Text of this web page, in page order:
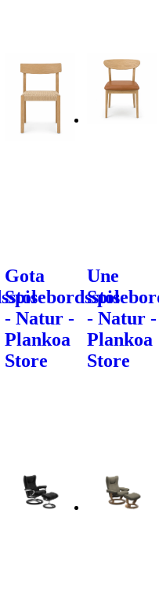
Gota
Spisebordsstol
- Natur -
Plankoa
Store
Une
- Natur -
Plankoa
Store